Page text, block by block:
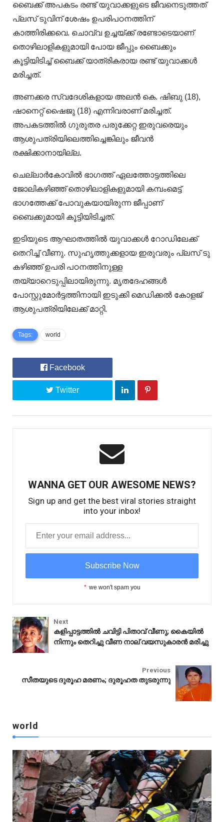
ബൈക്ക് അപകടം രണ്ട് യുവാക്കളുടെ ജീവനെടുത്തത്
പ്ലസ് ടുവിന് ശേഷം ഉപരിപഠനത്തിന്
കാത്തിരിക്കവെ. ചൊവ്വ ഉച്ചയ്ക്ക് രണ്ടോടെയാണ്
തൊഴിലാളികളുമായി പോയ ജീപ്പും ബൈക്കും
കൂട്ടിയിടിച്ച് ബൈക്ക് യാത്രികരായ രണ്ട് യുവാക്കൾ
മരിച്ചത്.
അണക്കര സ്വദേശികളായ അലന്‍ കെ. ഷിബു (18),
ഷാനെറ്റ് ഷൈജു (18) എന്നിവരാണ് മരിച്ചത്.
അപകടത്തിൽ ഗുരുതര പരുക്കേറ്റ ഇരുവരെയും
ആശുപത്രിയിലെത്തിച്ചെങ്കിലും ജീവൻ
രക്ഷിക്കാനായില്ല.
ചെല്ലാര്‍കോവില്‍ ഭാഗത്ത് ഏലത്തോട്ടത്തിലെ
ജോലികഴിഞ്ഞ് തൊഴിലാളികളുമായി കമ്പംമെട്ട്
ഭാഗത്തേക്ക് പോവുകയായിരുന്ന ജീപ്പാണ്
ബൈക്കുമായി കൂട്ടിയിടിച്ചത്.
ഇടിയുടെ ആഘാതത്തില്‍ യുവാക്കള്‍ റോഡിലേക്ക്
തെറിച്ച് വീണു. സുഹൃത്തുക്കളായ ഇരുവരും പ്ലസ് ടു
കഴിഞ്ഞ് ഉപരി പഠനത്തിനുള്ള
തയ്യാറെടുപ്പിലായിരുന്നു. മൃതദേഹങ്ങള്‍
പോസ്റ്റുമോര്‍ട്ടത്തിനായി ഇടുക്കി മെഡിക്കല്‍ കോളജ്
ആശുപത്രിയിലേക്ക് മാറ്റി.
Tags: world
Facebook
Twitter
WANNA GET OUR AWESOME NEWS?
Sign up and get the best viral stories straight
into your inbox!
* we won't spam you
Next
കളിപ്പാട്ടത്തിൽ ചവിട്ടി പിതാവ് വീണു; കൈയിൽ
നിന്നും തെറിച്ചു വീണ നാല് വയസുകാരൻ മരിച്ചു
Previous
സീതയുടെ ദുരൂഹ മരണം; ദുരൂഹത തുടരുന്നു
world